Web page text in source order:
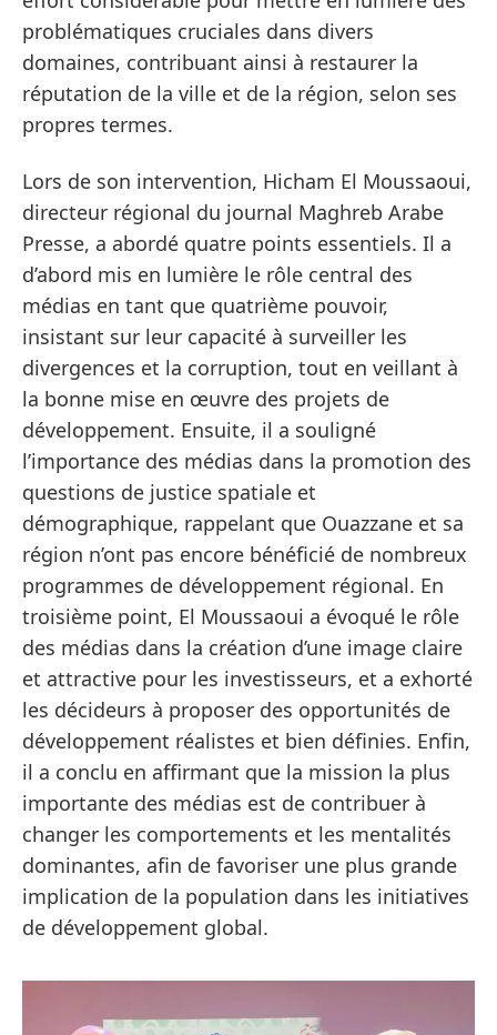
problématiques cruciales dans divers
domaines, contribuant ainsi à restaurer la
réputation de la ville et de la région, selon ses
propres termes.
Lors de son intervention, Hicham El Moussaoui,
directeur régional du journal Maghreb Arabe
Presse, a abordé quatre points essentiels. Il a
d’abord mis en lumière le rôle central des
médias en tant que quatrième pouvoir,
insistant sur leur capacité à surveiller les
divergences et la corruption, tout en veillant à
la bonne mise en œuvre des projets de
développement. Ensuite, il a souligné
l’importance des médias dans la promotion des
questions de justice spatiale et
démographique, rappelant que Ouazzane et sa
région n’ont pas encore bénéficié de nombreux
programmes de développement régional. En
troisième point, El Moussaoui a évoqué le rôle
des médias dans la création d’une image claire
et attractive pour les investisseurs, et a exhorté
les décideurs à proposer des opportunités de
développement réalistes et bien définies. Enfin,
il a conclu en affirmant que la mission la plus
importante des médias est de contribuer à
changer les comportements et les mentalités
dominantes, afin de favoriser une plus grande
implication de la population dans les initiatives
de développement global.